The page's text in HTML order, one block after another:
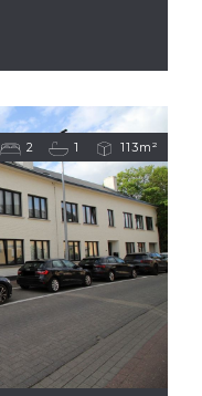
2 1 113m²